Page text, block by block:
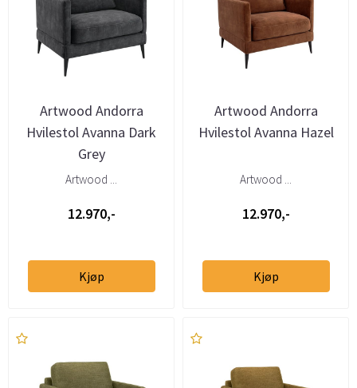
Artwood Andorra
Hvilestol Avanna Dark
Grey
Artwood ...
12.970,-
Kjøp
Artwood Andorra
Hvilestol Avanna Hazel
Artwood ...
12.970,-
Kjøp